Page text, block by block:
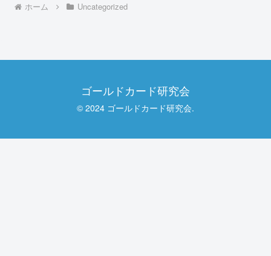
ホーム Uncategorized
ゴールドカード研究会
© 2024 ゴールドカード研究会.